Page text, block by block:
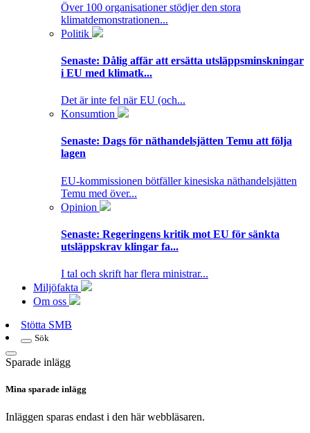
Över 100 organisationer stödjer den stora
klimatdemonstrationen...
Politik
Senaste: Dålig affär att ersätta utsläppsminskningar
i EU med klimatk...
Det är inte fel när EU (och...
Konsumtion
Senaste: Dags för näthandelsjätten Temu att följa
lagen
EU-kommissionen bötfäller kinesiska näthandelsjätten
Temu med över...
Opinion
Senaste: Regeringens kritik mot EU för sänkta
utsläppskrav klingar fa...
I tal och skrift har flera ministrar...
Miljöfakta
Om oss
Stötta SMB
Sök
Sparade inlägg
Mina sparade inlägg
Inläggen sparas endast i den här webbläsaren.